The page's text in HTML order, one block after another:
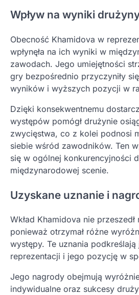
Wpływ na wyniki
Obecność Khamidova w
wpłynęła na ich wyniki w
zawodach. Jego umiejętności
gry bezpośrednio przyczyniły
wyników i wyższych pozycji w
Dzięki konsekwentnemu
występów pomógł drużynie
zwycięstwa, co z kolei podnosi
siebie wśród zawodników. Ten
się w ogólnej konkurencyjności
międzynarodowej scenie.
Uzyskane uznanie i
Wkład Khamidova nie przeszedł
ponieważ otrzymał różne
występy. Te uznania
reprezentacji i jego pozycję w
Jego nagrody obejmują
indywidualne oraz sukcesy